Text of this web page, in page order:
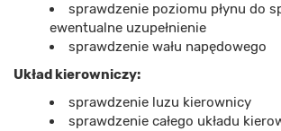
sprawdzenie poziomu płynu do
ewentualne uzupełnienie
sprawdzenie wału napędowego
Układ kierowniczy:
sprawdzenie luzu kierownicy
sprawdzenie całego układu